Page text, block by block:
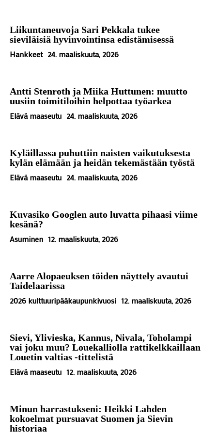
Liikuntaneuvoja Sari Pekkala tukee
sieviläisiä hyvinvointinsa edistämisessä
Hankkeet 24. maaliskuuta, 2026
Antti Stenroth ja Miika Huttunen: muutto
uusiin toimitiloihin helpottaa työarkea
Elävä maaseutu 24. maaliskuuta, 2026
Kyläillassa puhuttiin naisten vaikutuksesta
kylän elämään ja heidän tekemästään työstä
Elävä maaseutu 24. maaliskuuta, 2026
Kuvasiko Googlen auto luvatta pihaasi viime
kesänä?
Asuminen 12. maaliskuuta, 2026
Aarre Alopaeuksen töiden näyttely avautui
Taidelaarissa
2026 kulttuuripääkaupunkivuosi 12. maaliskuuta, 2026
Sievi, Ylivieska, Kannus, Nivala, Toholampi
vai joku muu? Louekalliolla rattikelkkaillaan
Louetin valtias -tittelistä
Elävä maaseutu 12. maaliskuuta, 2026
Minun harrastukseni: Heikki Lahden
kokoelmat pursuavat Suomen ja Sievin
historiaa